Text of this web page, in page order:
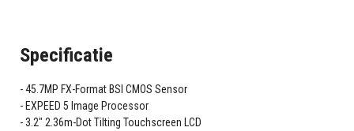
Specificatie
45.7MP FX-Format BSI CMOS Sensor
EXPEED 5 Image Processor
3.2" 2.36m-Dot Tilting Touchscreen LCD